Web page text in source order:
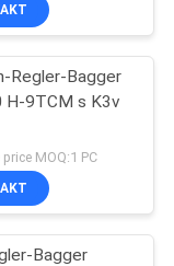
Regler-Bagger
H-9TCM s K3v
MOQ:1 PC
Bagger